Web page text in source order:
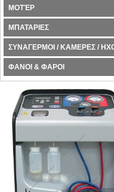
ΜΟΤΈΡ
ΜΠΑΤΑΡΙΕΣ
ΣΥΝΑΓΕΡΜΟΙ / ΚΑΜΕΡΕΣ /
ΦΑΝΟΙ & ΦΑΡΟΙ